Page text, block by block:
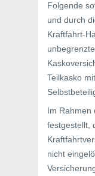
Folgende
und durch
Kraftfahrt-
Teilkasko
Im Rahmen
festgestellt,
nicht